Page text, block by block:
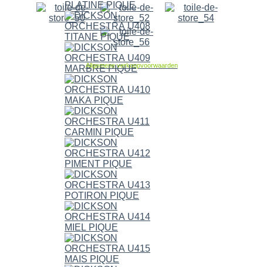
Allgemene verkoopvoorwaarden